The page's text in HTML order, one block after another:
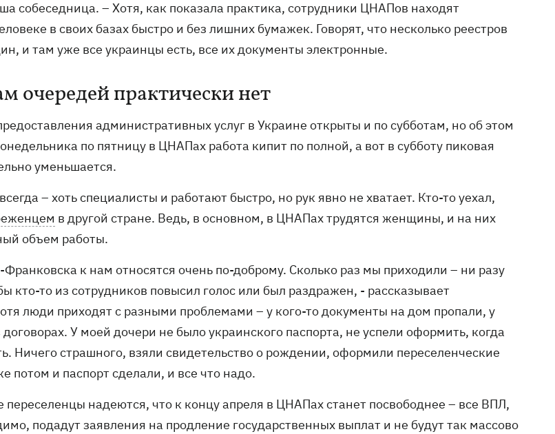
собеседница. – Хотя, как показала практика, сотрудники ЦНАПов находят
в своих базах быстро и без лишних бумажек. Говорят, что несколько реестров
и там уже все украинцы есть, все их документы электронные.
очередей практически нет
административных услуг в Украине открыты и по субботам, но об этом
по пятницу в ЦНАПах работа кипит по полной, а вот в субботу пиковая
уменьшается.
– хоть специалисты и работают быстро, но рук явно не хватает. Кто-то уехал,
в другой стране. Ведь, в основном, в ЦНАПах трудятся женщины, и на них
объем работы.
к нам относятся очень по-доброму. Сколько раз мы приходили – ни разу
кто-то из сотрудников повысил голос или был раздражен, - рассказывает
люди приходят с разными проблемами – у кого-то документы на дом пропали, у
У моей дочери не было украинского паспорта, не успели оформить, когда
Ничего страшного, взяли свидетельство о рождении, оформили переселенческие
потом и паспорт сделали, и все что надо.
переселенцы надеются, что к концу апреля в ЦНАПах станет посвободнее – все ВПЛ,
подадут заявления на продление государственных выплат и не будут так массово